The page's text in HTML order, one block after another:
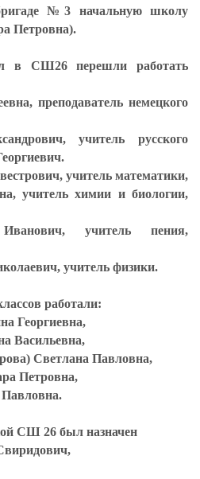
№3 начальную школу
Петровна).
в СШ26 перешли работать
, преподаватель немецкого
, учитель русского
.
, учитель математики,
, учитель химии и биологии,
, учитель пения,
, учитель физики.
работали:
Георгиевна,
Светлана Павловна,
Петровна,
СШ 26 был назначен
,